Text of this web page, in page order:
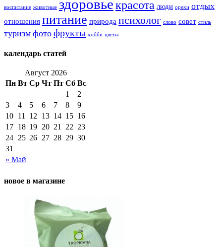
воспитание животные здоровьекрасота люди орехи отдых
отношения питание природа психолог слово совет стиль
туризм фото фрукты хобби цветы
календарь статей
Август 2026
Пн Вт Ср Чт Пт Сб Вс
« Май
1
2
3
4 5 6 7 8
9
10 11 12 13 14 15 16
17 18 19 20 21 22 23
24 25 26 27 28 29 30
31
новое в магазине